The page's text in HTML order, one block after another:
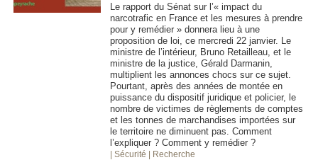
Le rapport du Sénat sur l’« impact du
narcotrafic en France et les mesures à prendre
pour y remédier » donnera lieu à une
proposition de loi, ce mercredi 22 janvier. Le
ministre de l’intérieur, Bruno Retailleau, et le
ministre de la justice, Gérald Darmanin,
multiplient les annonces chocs sur ce sujet.
Pourtant, après des années de montée en
puissance du dispositif juridique et policier, le
nombre de victimes de règlements de comptes
et les tonnes de marchandises importées sur
le territoire ne diminuent pas. Comment
l’expliquer ? Comment y remédier ?
| Sécurité | Recherche